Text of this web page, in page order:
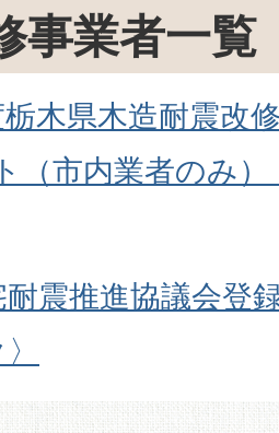
事業者一覧
木県木造耐震改
（市内業者のみ
震推進協議会登